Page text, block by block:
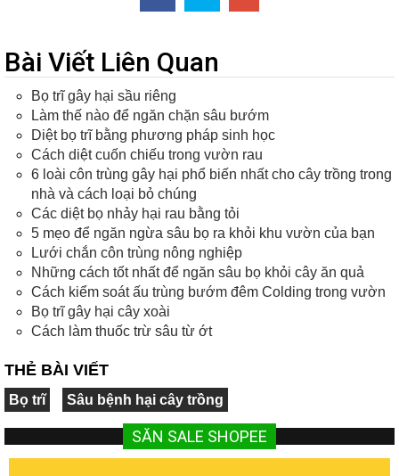
Bài Viết Liên Quan
Bọ trĩ gây hại sầu riêng
Làm thế nào để ngăn chặn sâu bướm
Diệt bọ trĩ bằng phương pháp sinh học
Cách diệt cuốn chiếu trong vườn rau
6 loài côn trùng gây hại phổ biến nhất cho cây trồng trong
nhà và cách loại bỏ chúng
Các diệt bọ nhảy hại rau bằng tỏi
5 mẹo để ngăn ngừa sâu bọ ra khỏi khu vườn của bạn
Lưới chắn côn trùng nông nghiệp
Những cách tốt nhất để ngăn sâu bọ khỏi cây ăn quả
Cách kiểm soát ấu trùng bướm đêm Colding trong vườn
Bọ trĩ gây hại cây xoài
Cách làm thuốc trừ sâu từ ớt
THẺ BÀI VIẾT
Bọ trĩ Sâu bệnh hại cây trồng
SĂN SALE SHOPEE